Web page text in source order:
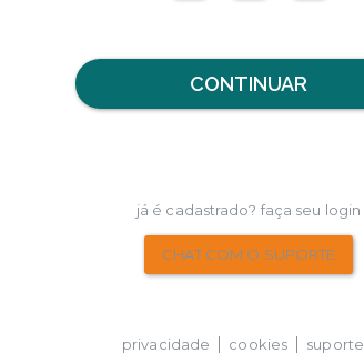
CONTINUAR
já é cadastrado? faça seu login
CHAT COM O SUPORTE
privacidade cookies suporte